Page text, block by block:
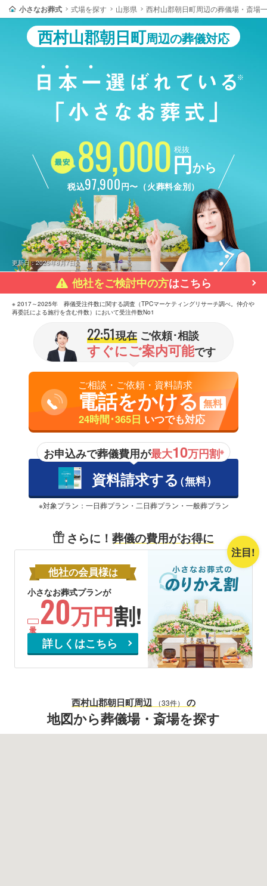
小さなお葬式 式場を探す 山形県 西村山郡朝日町周辺の葬儀場・斎場
西村山郡朝日町周辺の葬儀対応
89,000 税抜
円から
税込97,900円〜（火葬料金別）
更新日：2026年8月7日
他社をご検討中の方はこちら
※ 2017～2025年 葬儀受注件数に関する調査（TPCマーケティングリサーチ調べ。仲介や
再委託による施行を含む件数）において受注件数No1
22:51現在ご依頼･相談
すぐにご案内可能です
ご相談・ご依頼・資料請求
電話をかける 無料
24時間･365日 いつでも対応
お申込みで葬儀費用が最大10万円割※
資料請求する（無料）
※対象プラン：一日葬プラン・二日葬プラン・一般葬プラン
さらに！葬儀の費用がお得に
注目!
他社の会員様は
小さなお葬式プランが
20万円割!
詳しくはこちら
西村山郡朝日町周辺 （33件） の
地図から葬儀場・斎場を探す